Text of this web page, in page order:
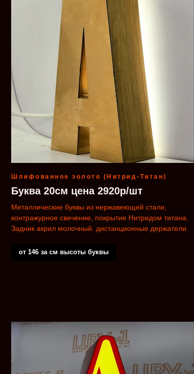
Шлифованное золото (Нитрид-Титан)
Буква 20см цена 2920р/шт
Металлические буквы из нержавеющей стали,
контражурное свечение, покрытие Нитридом титана.
Задник акрил молочный. дистанционные держатели.
от 146 за см высоты буквы